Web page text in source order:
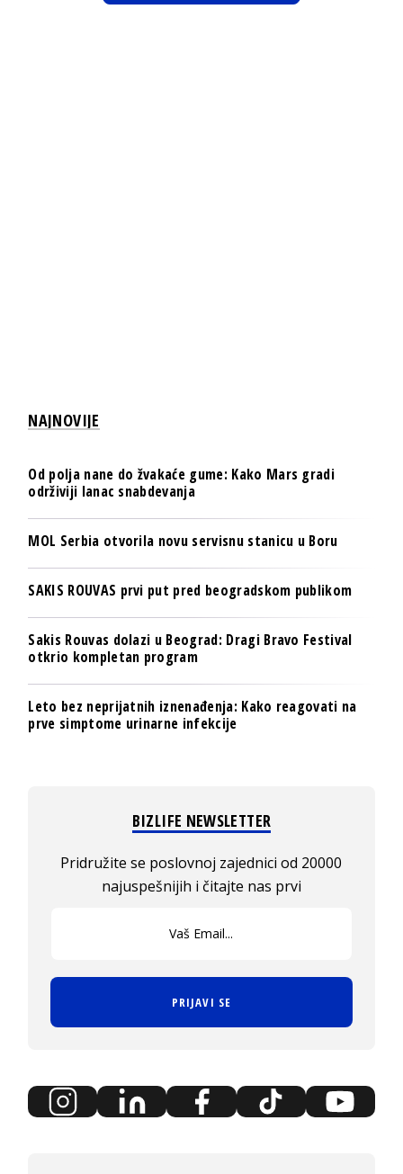
NAJNOVIJE
Od polja nane do žvakaće gume: Kako Mars gradi
održiviji lanac snabdevanja
MOL Serbia otvorila novu servisnu stanicu u Boru
SAKIS ROUVAS prvi put pred beogradskom publikom
Sakis Rouvas dolazi u Beograd: Dragi Bravo Festival
otkrio kompletan program
Leto bez neprijatnih iznenađenja: Kako reagovati na
prve simptome urinarne infekcije
BIZLIFE NEWSLETTER
Pridružite se poslovnoj zajednici od 20000
najuspešnijih i čitajte nas prvi
PRIJAVI SE